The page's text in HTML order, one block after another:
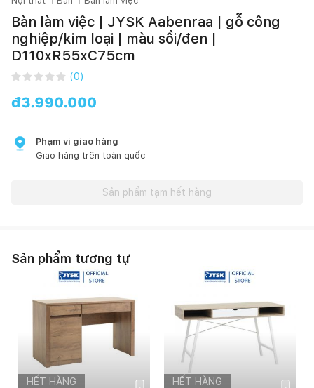
Bàn làm việc | JYSK Aabenraa | gỗ công
nghiệp/kim loại | màu sồi/đen |
D110xR55xC75cm
(0)
đ3.990.000
Phạm vi giao hàng
Giao hàng trên toàn quốc
Sản phẩm tạm hết hàng
Sản phẩm tương tự
HẾT HÀNG HẾT HÀNG